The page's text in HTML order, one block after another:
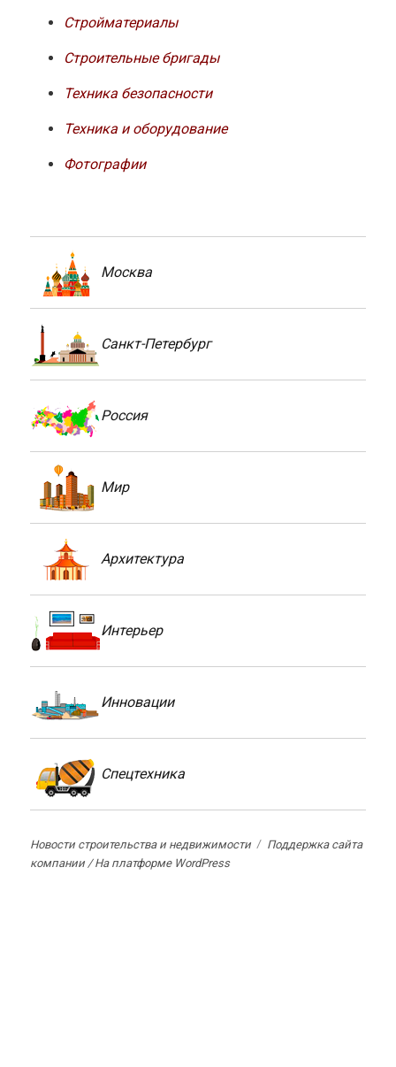
Стройматериалы
Строительные бригады
Техника безопасности
Техника и оборудование
Фотографии
Москва
Санкт-Петербург
Россия
Мир
Архитектура
Интерьер
Инновации
Спецтехника
Новости строительства и недвижимости
Поддержка сайта
компании /На платформе WordPress